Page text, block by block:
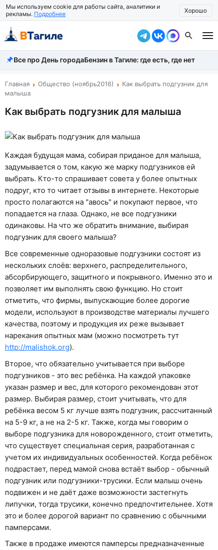
Мы используем cookie для работы сайта, аналитики и
рекламы. Подробнее Хорошо
Все новости
Происшествия
Жизнь
Экономика
Общество
Рассказать новость
Все про День городаБензин в Тагиле: где есть, где нет
Главная Общество (ноябрь2016)
Как выбрать подгузник для
малыша
Как выбрать подгузник для малыша
Каждая будущая мама, собирая приданое для малыша,
задумывается о том, какую же марку подгузников ей
выбрать. Кто-то спрашивает совета у более опытных
подруг, кто то читает отзывы в интернете. Некоторые
просто полагаются на "авось" и покупают первое, что
попадается на глаза. Однако, не все подгузники
одинаковы. На что же обратить внимание, выбирая
подгузник для своего малыша?
Все современные одноразовые подгузники состоят из
нескольких слоёв: верхнего, распределительного,
абсорбирующего, защитного и покрывного. Именно это и
позволяет им выполнять свою функцию. Но стоит
отметить, что фирмы, выпускающие более дорогие
модели, используют в производстве материалы лучшего
качества, поэтому и продукция их реже вызывает
нарекания опытных мам (можно посмотреть тут
http://malishok.org).
Второе, что обязательно учитывается при выборе
подгузников - это вес ребёнка. На каждой упаковке
указан размер и вес, для которого рекомендован этот
размер. Выбирая размер, стоит учитывать, что для
ребёнка весом 5 кг лучше взять подгузник, рассчитанный
на 5-9 кг, а не на 2-5 кг. Также, когда мы говорим о
выборе подгузника для новорожденного, стоит отметить,
что существует специальная серия, разработанная с
учетом их индивидуальных особенностей. Когда ребёнок
подрастает, перед мамой снова встаёт выбор - обычный
подгузник или подгузники-трусики. Если малыш очень
подвижен и не даёт даже возможности застегнуть
липучки, тогда трусики, конечно предпочтительнее. Хотя
это и более дорогой вариант по сравнению с обычными
памперсами.
Также в продаже имеются памперсы предназначенные